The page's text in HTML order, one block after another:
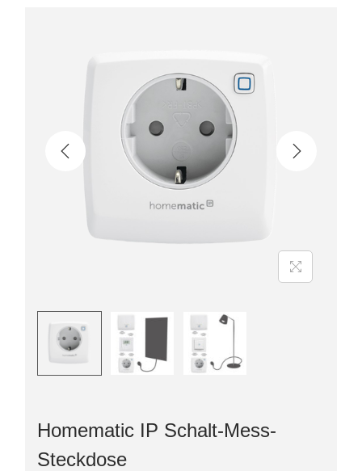
Homematic IP Schalt-Mess-
Steckdose